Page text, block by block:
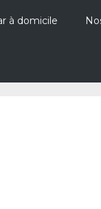
à domicile